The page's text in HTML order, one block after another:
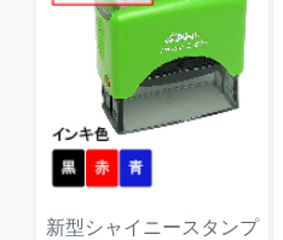
新型シャイニースタンプ